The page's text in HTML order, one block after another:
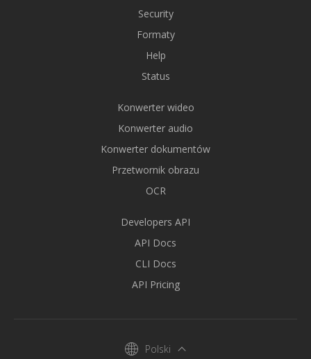
Security
Formaty
Help
Status
Konwerter wideo
Konwerter audio
Konwerter dokumentów
Przetwornik obrazu
OCR
Developers API
API Docs
CLI Docs
API Pricing
Polski